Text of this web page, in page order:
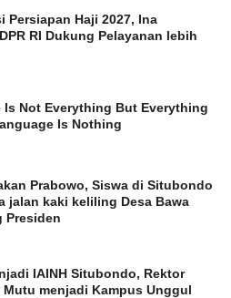
Persiapan Haji 2027, Ina
RI Dukung Pelayanan lebih
Is Not Everything But Everything
Is Nothing
Prabowo, Siswa di Situbondo
jalan kaki keliling Desa Bawa
Presiden
IAINH Situbondo, Rektor
Mutu menjadi Kampus Unggul